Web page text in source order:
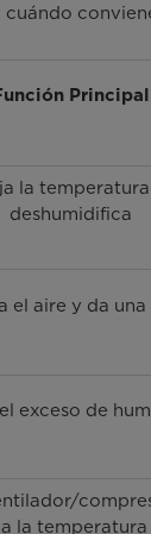
Principal
la
deshumidifica
el aire y da una
exceso de
a la temperatura